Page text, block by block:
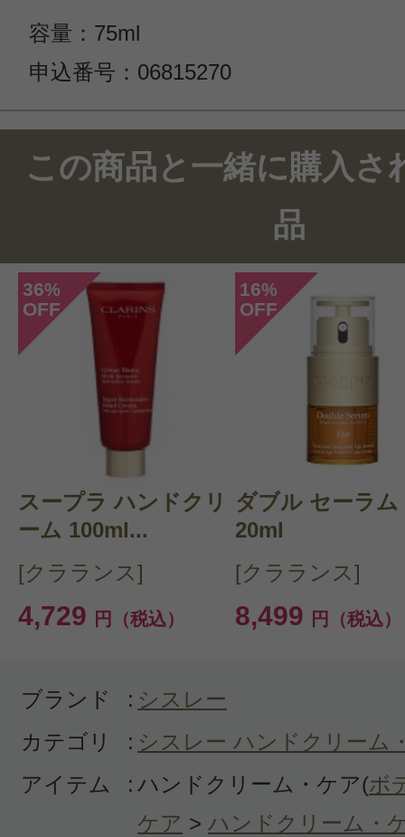
容量：75ml
申込番号：06815270
この商品のクチコミ
1件のレビュー
投稿日：2022年02月
sakurako 様
／60代以上
感じた効能：ささくれ・二枚爪
購入品：クレム レパラトリス ハン
夜寝る前に爪にもしっかり浸透させ
と爪の状態が見違えるほどで、効果
す。ただ、高価なので、普通のハン
す。
すべての1件のクチコミを見る
この商品と一緒に購入さ
品
36%
OFF
スープラ ハンドクリ
ーム 100ml...
[クラランス]
4,729 円（税込）
16%
OFF
ダブル セーラム
20ml
[クラランス]
8,499 円（税込）
ブランド : シスレー
カテゴリ
: シスレー ハンドクリーム
アイテム
: ハンドクリーム・ケア(ボ
ケア > ハンドクリーム・